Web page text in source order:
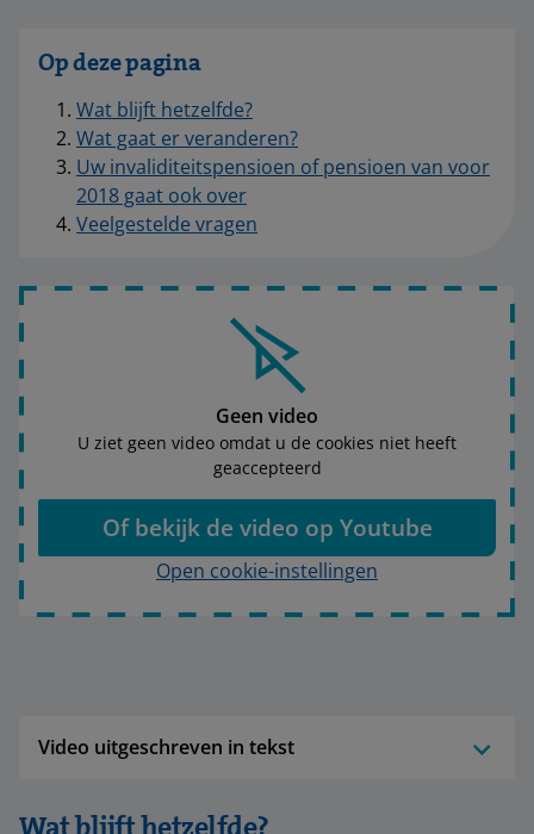
Op deze pagina
Wat blijft hetzelfde?
Wat gaat er veranderen?
Uw invaliditeitspensioen of pensioen van voor
2018 gaat ook over
Veelgestelde vragen
Geen video
U ziet geen video omdat u de cookies niet heeft
geaccepteerd
Of bekijk de video op Youtube
Open cookie-instellingen
Video uitgeschreven in tekst